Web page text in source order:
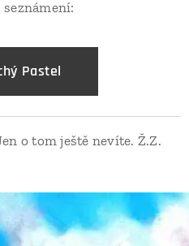
Pastel
o tom ještě nevíte. Ž.Z.